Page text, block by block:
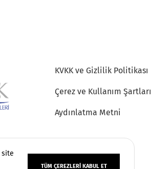
KVKK ve Gizlilik Politikası
Çerez ve Kullanım Şartları
Aydınlatma Metni
site
TÜM ÇEREZLERI KABUL ET